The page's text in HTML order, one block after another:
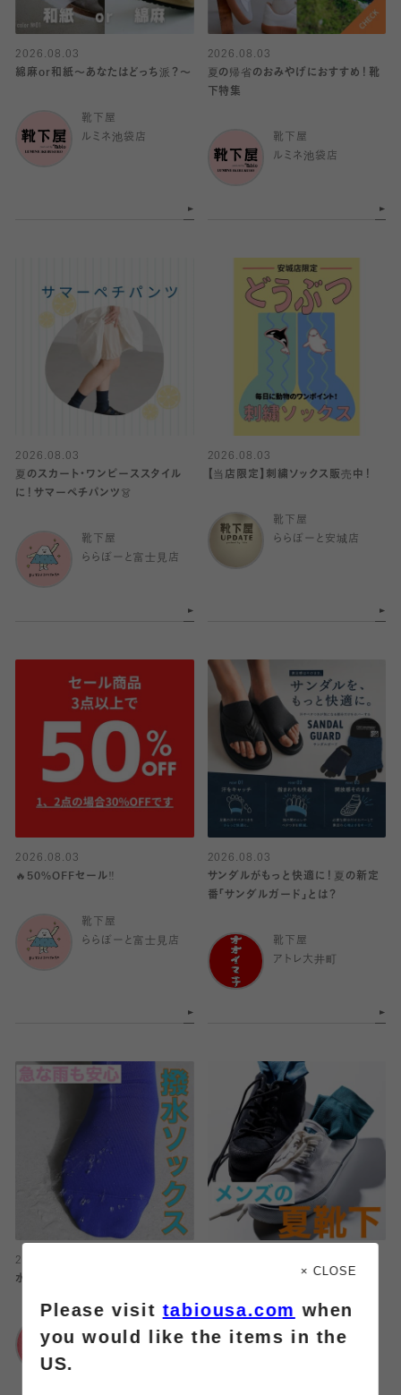
2026.08.03
綿麻or和紙〜あなたはどっち派？〜
靴下屋
ルミネ池袋店
2026.08.03
夏の帰省のおみやげにおすすめ！靴
下特集
靴下屋
ルミネ池袋店
2026.08.03
夏のスカート・ワンピーススタイル
に！サマーペチパンツ👗
靴下屋
ららぽーと富士見店
2026.08.03
【当店限定】刺繍ソックス販売中！
靴下屋
ららぽーと安城店
2026.08.03
🔥50%OFFセール‼️
靴下屋
ららぽーと富士見店
2026.08.03
サンダルがもっと快適に！夏の新定
番「サンダルガード」とは？
靴下屋
アトレ大井町
2026.08.02
水を弾く⁉️撥水ソックス💧
イオンモール名取店
靴下屋
× CLOSE
Please visittabiousa.com when
you would like the items in the
US.